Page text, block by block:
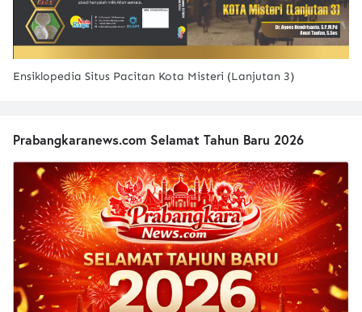
Ensiklopedia Situs Pacitan Kota Misteri (Lanjutan 3)
Prabangkaranews.com Selamat Tahun Baru 2026